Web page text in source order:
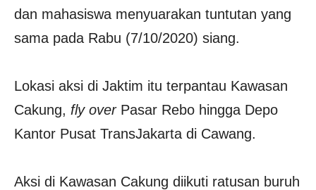
dan mahasiswa menyuarakan tuntutan yang
sama pada Rabu (7/10/2020) siang.
Lokasi aksi di Jaktim itu terpantau Kawasan
Cakung, fly overPasar Rebo hingga Depo
Kantor Pusat TransJakarta di Cawang.
Aksi di Kawasan Cakung diikuti ratusan buruh